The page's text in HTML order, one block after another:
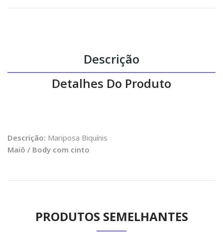
Descrição
Detalhes Do Produto
Descrição: Mariposa Biquínis
Maiô / Body com cinto
PRODUTOS SEMELHANTES